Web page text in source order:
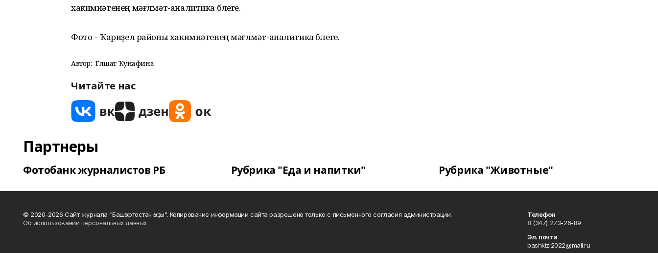
хакимиәтенең мәғлүмәт-аналитика бүлеге.
Фото – Ҡариҙел районы хакимиәтенең мәғлүмәт-аналитика бүлеге.
Автор: Гөлшат Ҡунафина
Читайте нас
Партнеры
Фотобанк журналистов РБ Рубрика "Еда и напитки" Рубрика "Животные"
© 2020-2026 Сайт журнала "Башҡортостан ҡыҙы". Копирование информации сайта разрешено только с письменного согласия администрации.
Об использовании персональных данных
Телефон
8 (347) 273-26-89
Эл. почта
bashkizi2022@mail.ru